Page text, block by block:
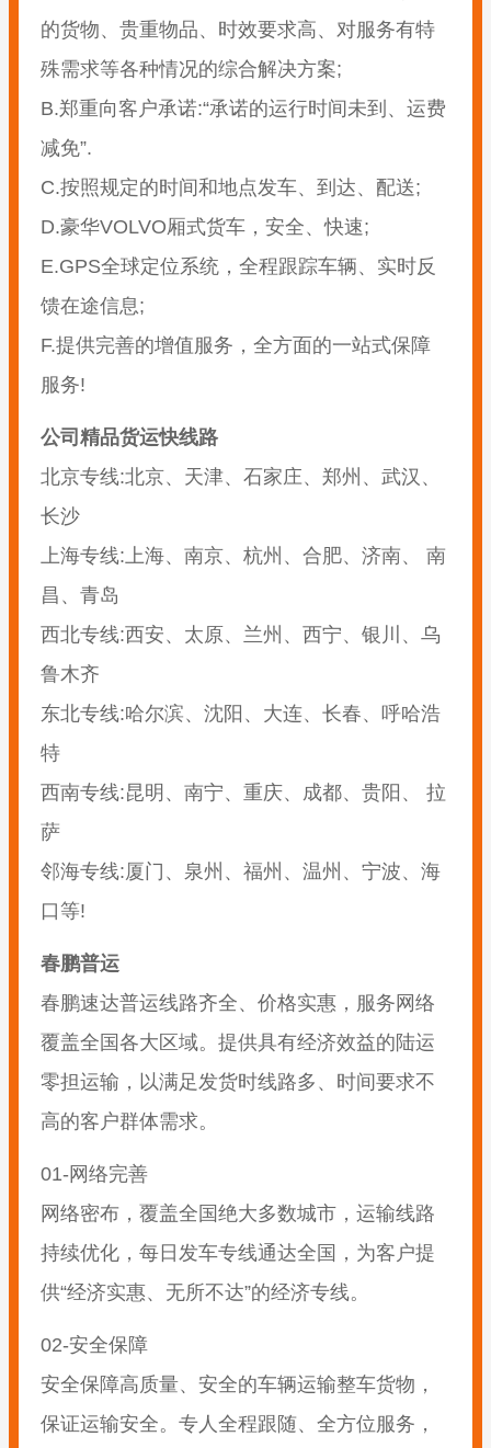
的货物、贵重物品、时效要求高、对服务有特
殊需求等各种情况的综合解决方案;
B.郑重向客户承诺:“承诺的运行时间未到、运费
减免”.
C.按照规定的时间和地点发车、到达、配送;
D.豪华VOLVO厢式货车，安全、快速;
E.GPS全球定位系统，全程跟踪车辆、实时反
馈在途信息;
F.提供完善的增值服务，全方面的一站式保障
服务!
公司精品货运快线路
北京专线:北京、天津、石家庄、郑州、武汉、
长沙
上海专线:上海、南京、杭州、合肥、济南、 南
昌、青岛
西北专线:西安、太原、兰州、西宁、银川、乌
鲁木齐
东北专线:哈尔滨、沈阳、大连、长春、呼哈浩
特
西南专线:昆明、南宁、重庆、成都、贵阳、 拉
萨
邻海专线:厦门、泉州、福州、温州、宁波、海
口等!
春鹏普运
春鹏速达普运线路齐全、价格实惠，服务网络
覆盖全国各大区域。提供具有经济效益的陆运
零担运输，以满足发货时线路多、时间要求不
高的客户群体需求。
01-网络完善
网络密布，覆盖全国绝大多数城市，运输线路
持续优化，每日发车专线通达全国，为客户提
供“经济实惠、无所不达”的经济专线。
02-安全保障
安全保障高质量、安全的车辆运输整车货物，
保证运输安全。专人全程跟随、全方位服务，